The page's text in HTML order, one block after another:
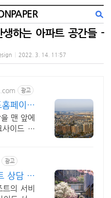
하는 아파트 공간들 -
2022. 3. 14. 11:57
광고
페이지
트!
맨 앞에
이드 서
광고
상담 신
지
의 서비